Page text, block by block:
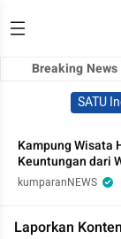
Breaking News
SATU
Kampung Wisata
Keuntungan dari
kumparanNEWS
Laporkan Konten